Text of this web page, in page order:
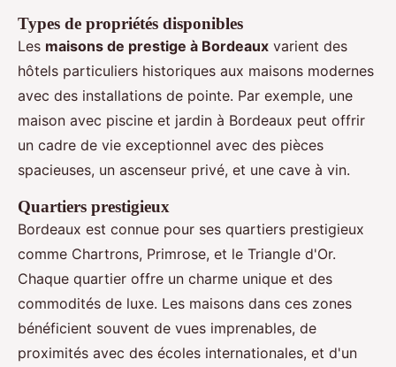
Types de propriétés disponibles
Les maisons de prestige à Bordeaux varient des
hôtels particuliers historiques aux maisons modernes
avec des installations de pointe. Par exemple, une
maison avec piscine et jardin à Bordeaux peut offrir
un cadre de vie exceptionnel avec des pièces
spacieuses, un ascenseur privé, et une cave à vin.
Quartiers prestigieux
Bordeaux est connue pour ses quartiers prestigieux
comme Chartrons, Primrose, et le Triangle d'Or.
Chaque quartier offre un charme unique et des
commodités de luxe. Les maisons dans ces zones
bénéficient souvent de vues imprenables, de
proximités avec des écoles internationales, et d'un